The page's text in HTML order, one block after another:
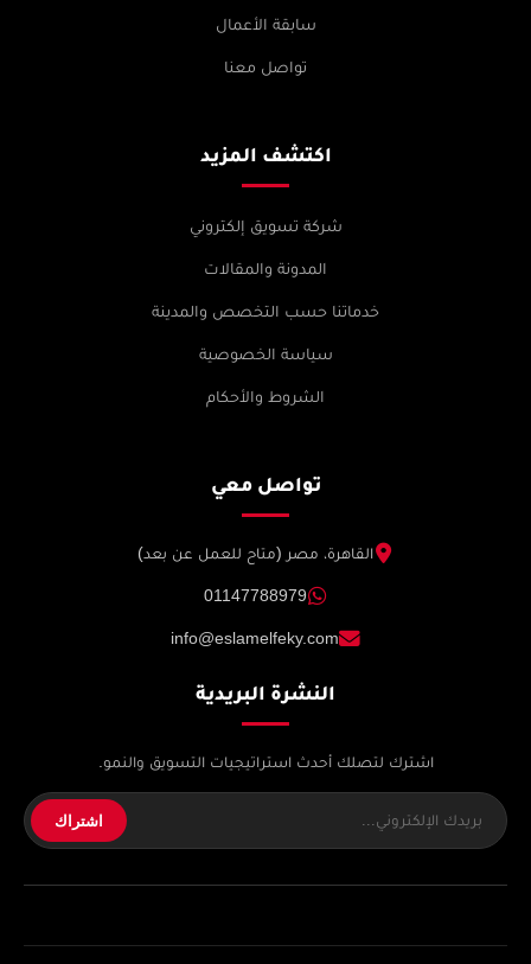
سابقة الأعمال
تواصل معنا
اكتشف المزيد
شركة تسويق إلكتروني
المدونة والمقالات
خدماتنا حسب التخصص والمدينة
سياسة الخصوصية
الشروط والأحكام
تواصل معي
القاهرة، مصر (متاح للعمل عن بعد)
01147788979
info@eslamelfeky.com
النشرة البريدية
اشترك لتصلك أحدث استراتيجيات التسويق والنمو.
اشتراك